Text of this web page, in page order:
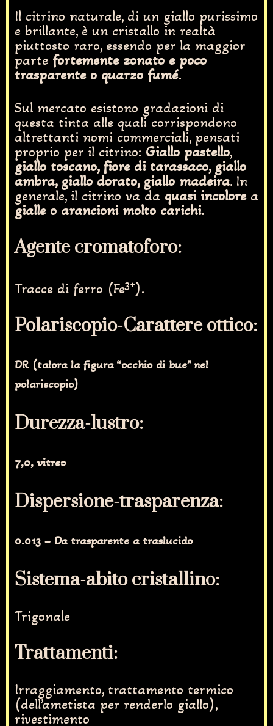
Il citrino naturale, di un giallo purissimo
e brillante, è un cristallo in realtà
piuttosto raro, essendo per la maggior
parte fortemente zonato e poco
trasparente o quarzo fumé.
Sul mercato esistono gradazioni di
questa tinta alle quali corrispondono
altrettanti nomi commerciali, pensati
proprio per il citrino: Giallo pastello,
giallo toscano, fiore di tarassaco, giallo
ambra, giallo dorato, giallo madeira. In
generale, il citrino va da quasi incolorea
gialle o arancioni molto carichi.
Agente cromatoforo:
Tracce di ferro (Fe3+).
Polariscopio-Carattere ottico:
DR (talora la figura “occhio di bue” nel
polariscopio)
Durezza-lustro:
7,0, vitreo
Dispersione-trasparenza:
0.013 – Da trasparente a traslucido
Sistema-abito cristallino:
Trigonale
Trattamenti:
Irraggiamento, trattamento termico
(dell’ametista per renderlo giallo),
rivestimento